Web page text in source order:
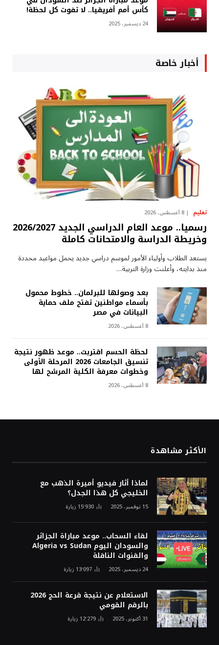
كأس أمم أفريقيا.. لا تفوت كل لحظة!
24 ديسمبر، 2025
أخبار خاصة
تعليم 8 أغسطس، 2026
رسميا.. موعد العام الدراسي الجديد 2026/2027
وخريطة الدراسة والامتحانات كاملة
يستعد الطلاب وأولياء الأمور لموسم دراسي جديد يحمل مواعيد محددة
منذ بدايته، وأعلنت وزارة التربية…
بعد وصولها للبرلمان.. خطوط محمول
بأسماء مواطنين تفتح ملف حماية
البيانات في مصر
8 أغسطس، 2026
لحظة الحسم اقتربت.. موعد ظهور نتيجة
تنسيق الجامعات 2026 المرحلة الأولى
وخطوات معرفة الكلية المرشح لها
8 أغسطس، 2026
الأكثر مشاهدة
لماذا أثار فيديو أميرة الذهب مع
الخليجي كل هذا الجدل؟
15 نوفمبر، 2025 15٬930 زيارة
لقاء السحاب.. موعد مباراة الجزائر
والسودان اليوم Algeria vs Sudan
والقنوات الناقلة
24 ديسمبر، 2025 13٬097 زيارة
الاستعلام عن نتيجة قرعة الحج 2026
بالرقم القومي
31 أكتوبر، 2025 12٬279 زيارة